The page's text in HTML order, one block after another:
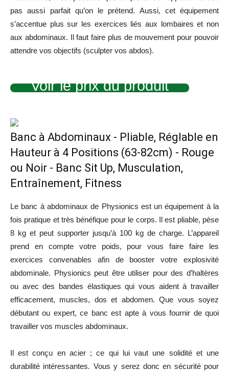
pas aussi parfait qu’on le prétend. Aussi, cet équipement
s’accentue plus sur les exercices liés aux lombaires et non
aux abdominaux. Il faut faire plus de mouvement pour pouvoir
attendre vos objectifs (sculpter vos abdos).
Voir le prix du produit
Banc à Abdominaux - Pliable, Réglable en
Hauteur à 4 Positions (63-82cm) - Rouge
ou Noir - Banc Sit Up, Musculation,
Entraînement, Fitness
Le banc à abdominaux de Physionics est un équipement à la
fois pratique et très bénéfique pour le corps. Il est pliable, pèse
8 kg et peut supporter jusqu’à 100 kg de charge. L’appareil
prend en compte votre poids, pour vous faire faire les
exercices convenables afin de booster votre explosivité
abdominale. Physionics peut être utiliser pour des d’haltères
ou avec des bandes élastiques qui vous aident à travailler
efficacement, muscles, dos et abdomen. Que vous soyez
débutant ou expert, ce banc est apte à vous fournir de quoi
travailler vos muscles abdominaux.
Il est conçu en acier ; ce qui lui vaut une solidité et une
durabilité intéressantes. Vous y serez donc en sécurité pour